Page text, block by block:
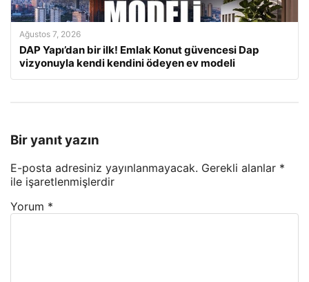
Ağustos 7, 2026
DAP Yapı’dan bir ilk! Emlak Konut güvencesi Dap
vizyonuyla kendi kendini ödeyen ev modeli
Bir yanıt yazın
E-posta adresiniz yayınlanmayacak. Gerekli alanlar *
ile işaretlenmişlerdir
Yorum *